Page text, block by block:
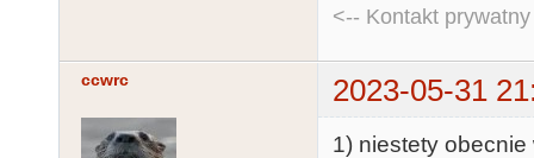
<-- Kontakt
ccwrc 2023-05-31
1) niestety